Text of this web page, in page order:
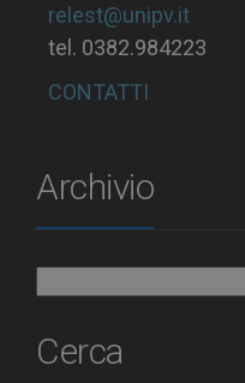
relest@unipv.it
tel. 0382.984223
CONTATTI
Archivio
Cerca